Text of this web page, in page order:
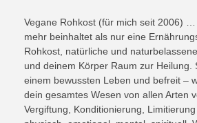
Vegane Rohkost (für mich seit 2006)
mehr beinhaltet als nur eine
Rohkost, natürliche und
und deinem Körper Raum zur Heilung.
einem bewussten Leben und befreit –
dein gesamtes Wesen von allen Arten
Vergiftung, Konditionierung,